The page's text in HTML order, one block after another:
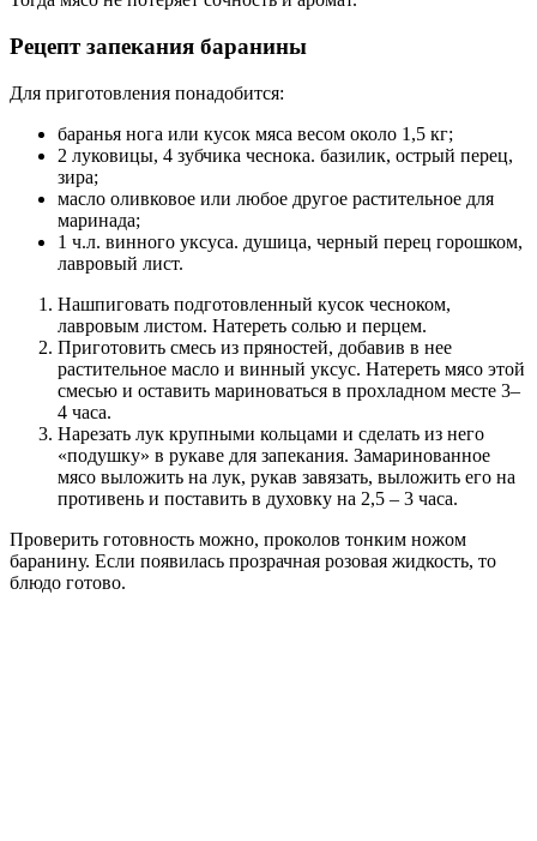
Рецепт запекания баранины
Для приготовления понадобится:
баранья нога или кусок мяса весом около 1,5 кг;
2 луковицы, 4 зубчика чеснока. базилик, острый перец,
зира;
масло оливковое или любое другое растительное для
маринада;
1 ч.л. винного уксуса. душица, черный перец горошком,
лавровый лист.
Нашпиговать подготовленный кусок чесноком,
лавровым листом. Натереть солью и перцем.
Приготовить смесь из пряностей, добавив в нее
растительное масло и винный уксус. Натереть мясо этой
смесью и оставить мариноваться в прохладном месте 3–
4 часа.
Нарезать лук крупными кольцами и сделать из него
«подушку» в рукаве для запекания. Замаринованное
мясо выложить на лук, рукав завязать, выложить его на
противень и поставить в духовку на 2,5 – 3 часа.
Проверить готовность можно, проколов тонким ножом
баранину. Если появилась прозрачная розовая жидкость, то
блюдо готово.